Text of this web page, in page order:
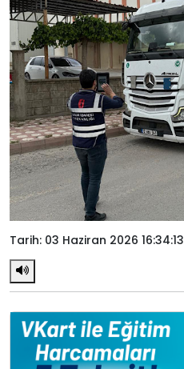
Tarih: 03 Haziran 2026 16:34:13